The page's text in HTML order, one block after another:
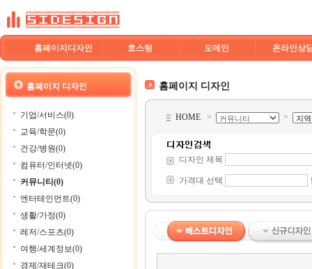
홈페이지디자인 호스팅 도메인 온라인상
홈페이지 디자인
기업/서비스(0)
교육/학문(0)
건강/병원(0)
컴퓨터/인터넷(0)
커뮤니티(0)
엔터테인먼트(0)
생활/가정(0)
레저/스포츠(0)
여행/세계정보(0)
경제/재테크(0)
홈페이지 디자인
HOME > >
디자인 제목
가격대 선택